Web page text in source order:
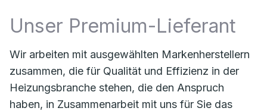
Unser Premium-Lieferant
Wir arbeiten mit ausgewählten Markenherstellern
zusammen, die für Qualität und Effizienz in der
Heizungsbranche stehen, die den Anspruch
haben, in Zusammenarbeit mit uns für Sie das